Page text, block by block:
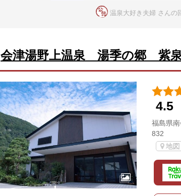
温泉大好き夫婦 さんの
会津湯野上温泉 湯季の郷 紫
4.5
福島県
832
地図